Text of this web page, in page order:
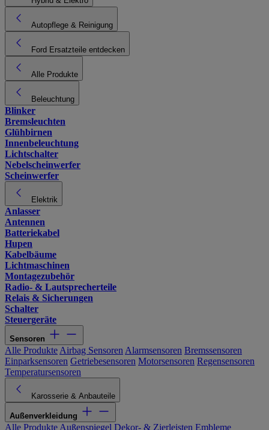
Autopflege & Reinigung
Ford Ersatzteile entdecken
Alle Produkte
Beleuchtung
Blinker
Bremsleuchten
Glühbirnen
Innenbeleuchtung
Lichtschalter
Nebelscheinwerfer
Scheinwerfer
Elektrik
Anlasser
Antennen
Batteriekabel
Hupen
Kabelbäume
Lichtmaschinen
Montagezubehör
Radio- & Lautsprecherteile
Relais & Sicherungen
Schalter
Steuergeräte
Sensoren
Alle Produkte Airbag Sensoren Alarmsensoren Bremssensoren
Einparksensoren Getriebesensoren Motorsensoren Regensensoren
Temperatursensoren
Karosserie & Anbauteile
Außenverkleidung
Alle Produkte Außenspiegel Dekor- & Zierleisten Embleme